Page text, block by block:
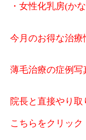
・女性化乳房(かな
今月のお得な治療
薄毛治療の症例写
院長と直接やり
こちらをクリック